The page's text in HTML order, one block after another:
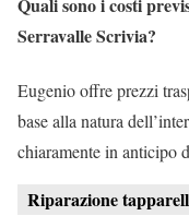
Quali sono i costi
Serravalle Scrivia?
Eugenio offre prezzi
base alla natura
chiaramente in anticipo
Riparazione